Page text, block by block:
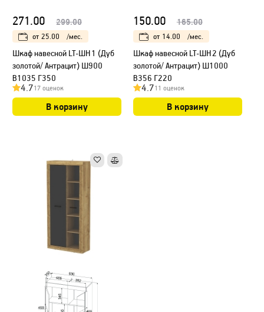
271.00 299.00
от 25.00 /мес.
Шкаф навесной LT-ШН1 (Дуб
золотой/ Антрацит) Ш900
В1035 Г350
4.717 оценок
В корзину
150.00 165.00
от 14.00 /мес.
Шкаф навесной LT-ШН2 (Дуб
золотой/ Антрацит) Ш1000
В356 Г220
4.711 оценок
В корзину